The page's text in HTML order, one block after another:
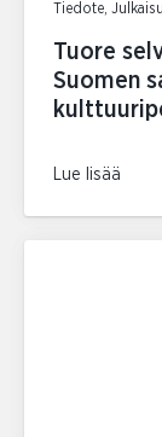
Tiedote,
Tuore
Suomen
Lue lisää